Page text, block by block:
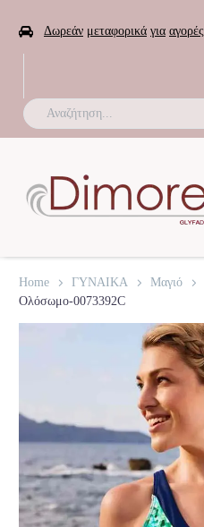
 Δωρεάν μεταφορικά για αγορές
Home ΓΥΝΑΙΚΑ Μαγιό
Ολόσωμο-0073392C